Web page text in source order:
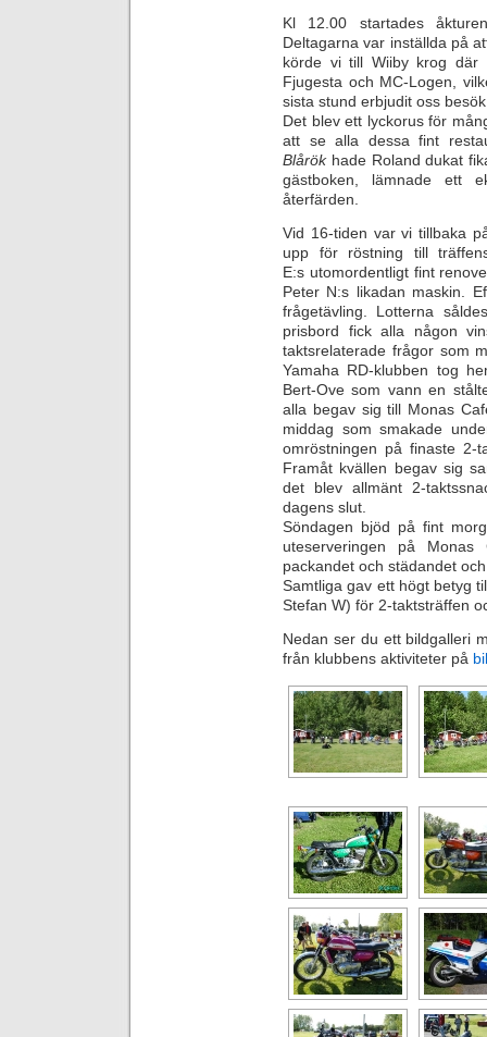
Kl 12.00 startades
Deltagarna var inställda på
körde vi till Wiiby krog där
Fjugesta och MC-Logen,
sista stund erbjudit oss
Det blev ett lyckorus för
att se alla dessa fint
Blårökhade Roland dukat
gästboken, lämnade ett
återfärden.
Vid 16-tiden var vi tillbaka
upp för röstning till
E:s utomordentligt fint
Peter N:s likadan maskin.
frågetävling. Lotterna
prisbord fick alla någon
taktsrelaterade frågor som
Yamaha RD-klubben tog
Bert-Ove som vann en
alla begav sig till Monas
middag som smakade
omröstningen på finaste 2-
Framåt kvällen begav sig
det blev allmänt 2-
dagens slut.
Söndagen bjöd på fint
uteserveringen på
packandet och städandet
Samtliga gav ett högt betyg
Stefan W) för 2-taktsträffen
Nedan ser du ett bildgalleri
från klubbens aktiviteter på